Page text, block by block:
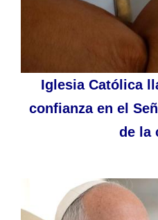
Iglesia Católica
confianza en el
de la